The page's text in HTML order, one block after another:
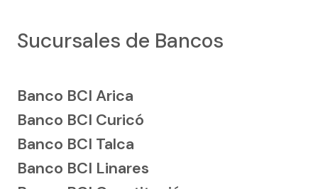
Sucursales de Bancos
Banco BCI Arica
Banco BCI Curicó
Banco BCI Talca
Banco BCI Linares